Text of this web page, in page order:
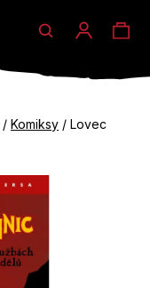
Hledat
/ Komiksy / Lovec